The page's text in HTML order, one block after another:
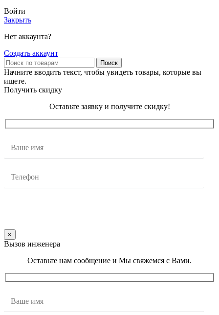
Войти
Закрыть
Нет аккаунта?
Создать аккаунт
Поиск
Начните вводить текст, чтобы увидеть товары, которые вы
ищете.
Получить скидку
Оставьте заявку и получите скидку!
×
Вызов инженера
Оставьте нам сообщение и Мы свяжемся с Вами.